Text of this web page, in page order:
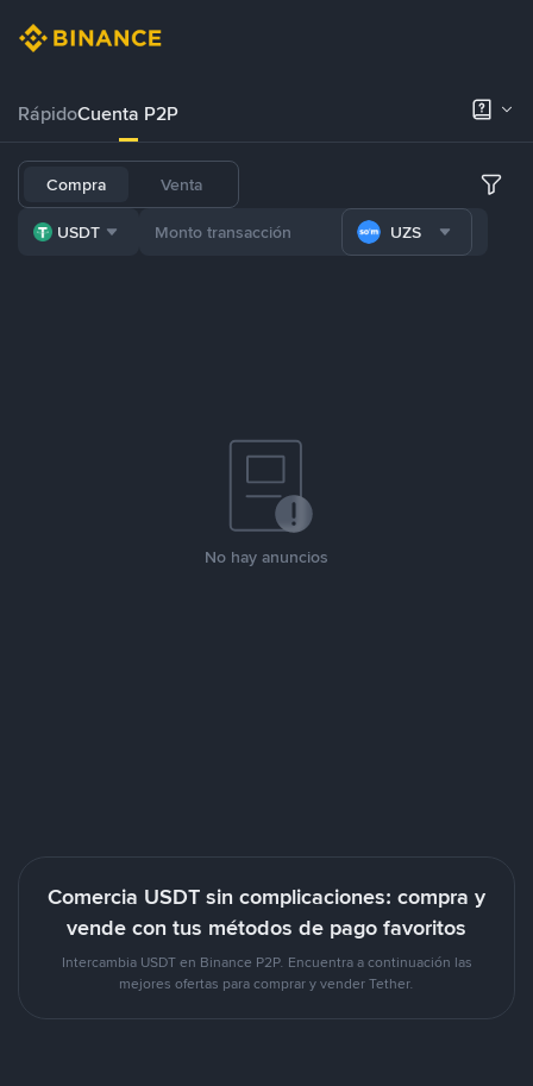
RápidoCuenta P2P
Compra Venta
USDT UZS
No hay anuncios
Comercia USDT sin complicaciones: compra y
vende con tus métodos de pago favoritos
Intercambia USDT en Binance P2P. Encuentra a continuación las
mejores ofertas para comprar y vender Tether.